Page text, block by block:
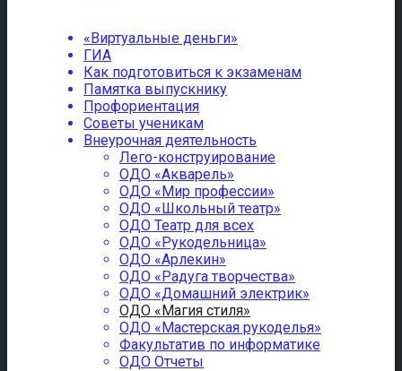
«Виртуальные деньги»
ГИА
Как подготовиться к экзаменам
Памятка выпускнику
Профориентация
Советы ученикам
Внеурочная деятельность
Лего-конструирование
ОДО «Акварель»
ОДО «Мир профессии»
ОДО «Школьный театр»
ОДО Театр для всех
ОДО «Рукодельница»
ОДО «Арлекин»
ОДО «Радуга творчества»
ОДО «Домашний электрик»
ОДО «Магия стиля»
ОДО «Мастерская рукоделья»
Факультатив по информатике
ОДО Отчеты